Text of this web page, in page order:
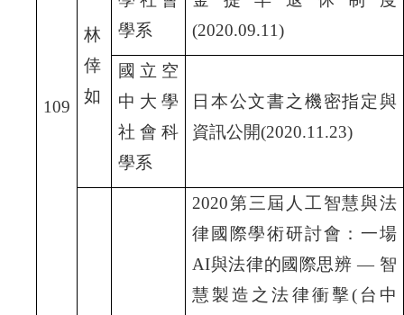
109
林
倖
如
學系
(2020.09.11)
國立空
中大學
社會科
學系
日本公文書之機密指定與
資訊公開(2020.11.23)
2020第三屆人工智慧與法
律國際學術研討會：一場
AI與法律的國際思辨 — 智
慧製造之法律衝擊(台中